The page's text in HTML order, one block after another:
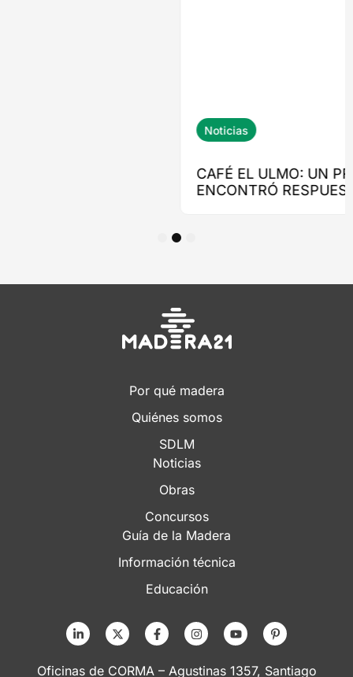
Por qué madera
Quiénes somos
SDLM
Noticias
Obras
Concursos
Guía de la Madera
Información técnica
Educación
Oficinas de CORMA – Agustinas 1357, Santiago